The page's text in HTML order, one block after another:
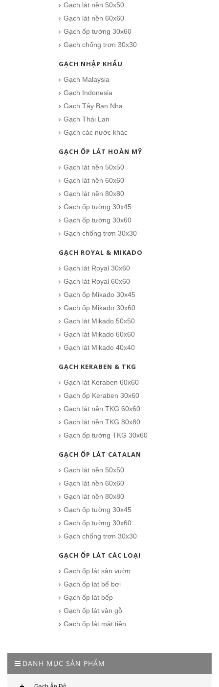
Gạch lát nền 50x50
Gạch lát nền 60x60
Gạch ốp tường 30x60
Gạch chống trơn 30x30
GẠCH NHẬP KHẨU
Gạch Malaysia
Gạch Indonesia
Gạch Tây Ban Nha
Gạch Thái Lan
Gạch các nước khác
GẠCH ỐP LÁT HOÀN MỸ
Gạch lát nền 50x50
Gạch lát nền 60x60
Gạch lát nền 80x80
Gạch ốp tường 30x45
Gạch ốp tường 30x60
Gạch chống trơn 30x30
GẠCH ROYAL & MIKADO
Gạch lát Royal 30x60
Gạch lát Royal 60x60
Gạch ốp Mikado 30x45
Gạch ốp Mikado 30x60
Gạch lát Mikado 50x50
Gạch lát Mikado 60x60
Gạch lát Mikado 40x40
GẠCH KERABEN & TKG
Gạch lát Keraben 60x60
Gạch ốp Keraben 30x60
Gạch lát nền TKG 60x60
Gạch lát nền TKG 80x80
Gạch ốp tường TKG 30x60
GẠCH ỐP LÁT CATALAN
Gạch lát nền 50x50
Gạch lát nền 60x60
Gạch lát nền 80x80
Gạch ốp tường 30x45
Gạch ốp tường 30x60
Gạch chống trơn 30x30
GẠCH ỐP LÁT CÁC LOẠI
Gạch ốp lát sân vườn
Gạch ốp lát bể bơi
Gạch ốp lát bếp
Gạch ốp lát vân gỗ
Gạch ốp lát mặt tiền
DANH MỤC SẢN PHẨM